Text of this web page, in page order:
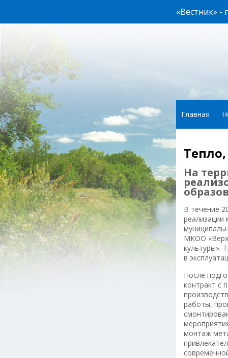
«Вестник» -
Главная
На
В течение
реализации
МКОО
культуры».
в
После
контракт с
работы,
монтаж